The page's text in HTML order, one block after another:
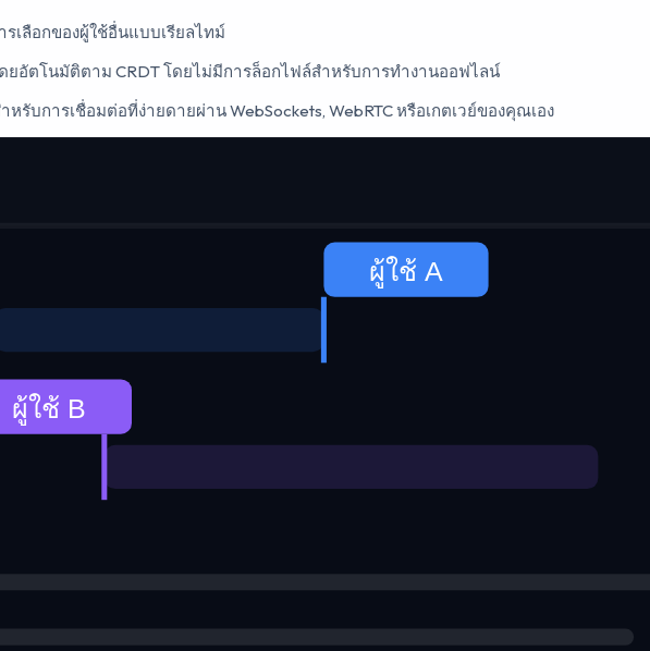
รเลือกของผู้ใช้อื่นแบบเรียลไทม์
ยอัตโนมัติตาม CRDT โดยไม่มีการล็อกไฟล์สำหรับการทำงานออฟไลน์
รับการเชื่อมต่อที่ง่ายดายผ่าน WebSockets, WebRTC หรือเกตเวย์ของคุณเอง
ผู้ใช้ A
ผู้ใช้ B